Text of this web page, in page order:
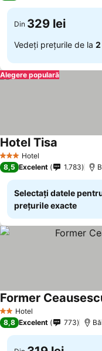
Din 329 lei
Vedeți prețurile de la
Alegere populară
3 SteleHotel
Hotel Tisa
8,5 Excelent 1.783
Selectați datele
prețurile exacte
2 SteleHotel
Former
8,8 Excelent 773